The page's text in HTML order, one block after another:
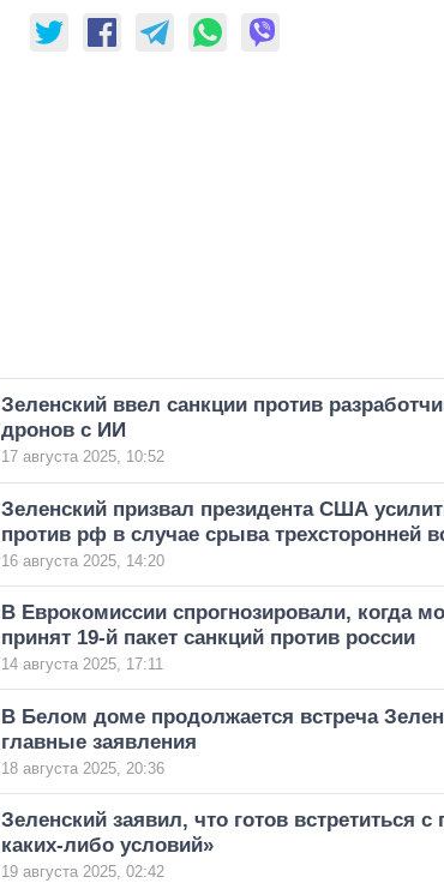
Зеленский ввел санкции против
дронов с ИИ
17 августа 2025, 10:52
Зеленский призвал президента США
против рф в случае срыва трехсторонней
16 августа 2025, 14:20
В Еврокомиссии спрогнозировали, когда
принят 19-й пакет санкций против россии
14 августа 2025, 17:11
В Белом доме продолжается встреча
главные заявления
18 августа 2025, 20:36
Зеленский заявил, что готов встретиться
каких-либо условий»
19 августа 2025, 02:42